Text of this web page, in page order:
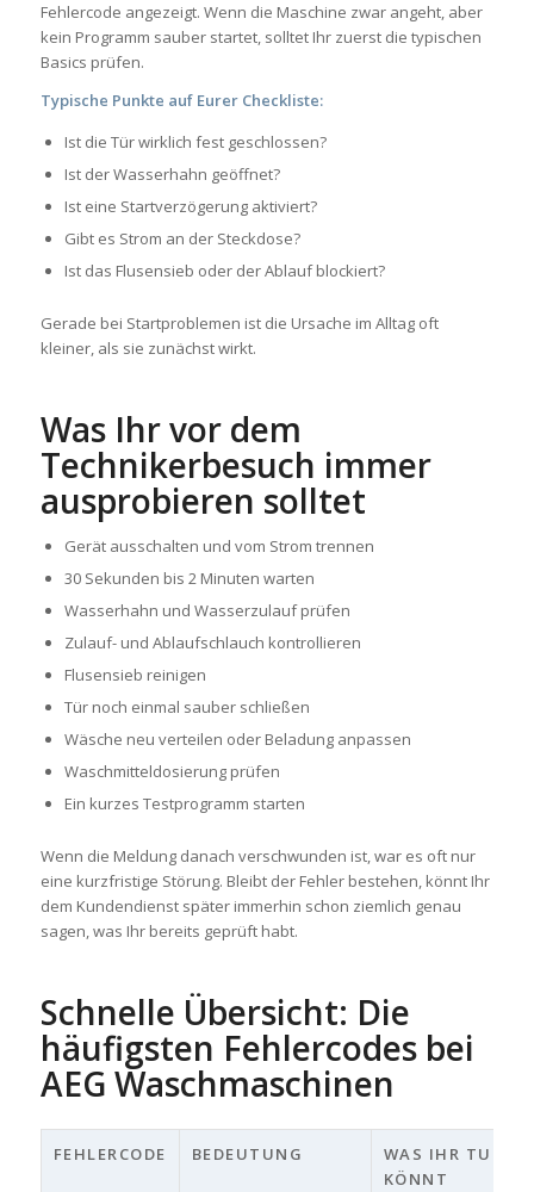
Fehlercode angezeigt. Wenn die Maschine zwar angeht, aber
kein Programm sauber startet, solltet Ihr zuerst die typischen
Basics prüfen.
Typische Punkte auf Eurer Checkliste:
Ist die Tür wirklich fest geschlossen?
Ist der Wasserhahn geöffnet?
Ist eine Startverzögerung aktiviert?
Gibt es Strom an der Steckdose?
Ist das Flusensieb oder der Ablauf blockiert?
Gerade bei Startproblemen ist die Ursache im Alltag oft
kleiner, als sie zunächst wirkt.
Was Ihr vor dem
Technikerbesuch immer
ausprobieren solltet
Gerät ausschalten und vom Strom trennen
30 Sekunden bis 2 Minuten warten
Wasserhahn und Wasserzulauf prüfen
Zulauf- und Ablaufschlauch kontrollieren
Flusensieb reinigen
Tür noch einmal sauber schließen
Wäsche neu verteilen oder Beladung anpassen
Waschmitteldosierung prüfen
Ein kurzes Testprogramm starten
Wenn die Meldung danach verschwunden ist, war es oft nur
eine kurzfristige Störung. Bleibt der Fehler bestehen, könnt Ihr
dem Kundendienst später immerhin schon ziemlich genau
sagen, was Ihr bereits geprüft habt.
Schnelle Übersicht: Die
häufigsten Fehlercodes bei
AEG Waschmaschinen
FEHLERCODE BEDEUTUNG
WAS IHR TUN
KÖNNT